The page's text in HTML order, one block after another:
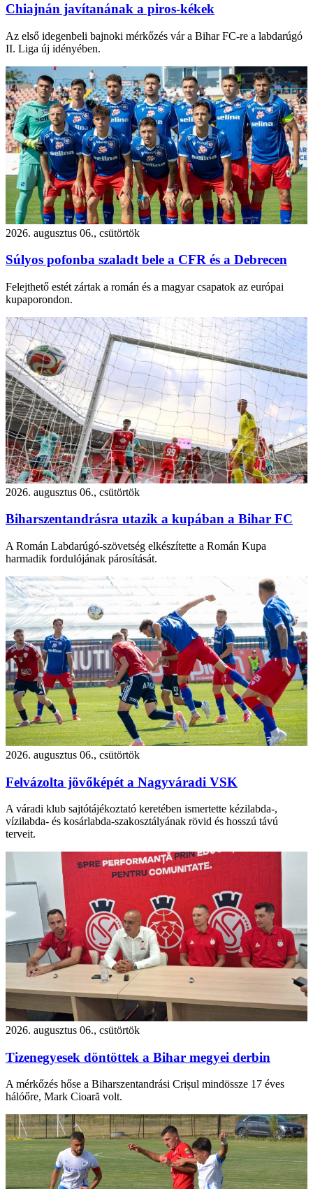
Chiajnán javítanának a piros-kékek
Az első idegenbeli bajnoki mérkőzés vár a Bihar FC-re a labdarúgó
II. Liga új idényében.
2026. augusztus 06., csütörtök
Súlyos pofonba szaladt bele a CFR és a Debrecen
Felejthető estét zártak a román és a magyar csapatok az európai
kupaporondon.
2026. augusztus 06., csütörtök
Biharszentandrásra utazik a kupában a Bihar FC
A Román Labdarúgó-szövetség elkészítette a Román Kupa
harmadik fordulójának párosítását.
2026. augusztus 06., csütörtök
Felvázolta jövőképét a Nagyváradi VSK
A váradi klub sajtótájékoztató keretében ismertette kézilabda-,
vízilabda- és kosárlabda-szakosztályának rövid és hosszú távú
terveit.
2026. augusztus 06., csütörtök
Tizenegyesek döntöttek a Bihar megyei derbin
A mérkőzés hőse a Biharszentandrási Crișul mindössze 17 éves
hálóőre, Mark Cioară volt.